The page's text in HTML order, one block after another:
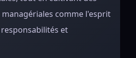
comme l'esprit
et